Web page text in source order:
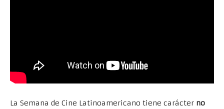
La Semana de Cine Latinoamericano tiene carácter no